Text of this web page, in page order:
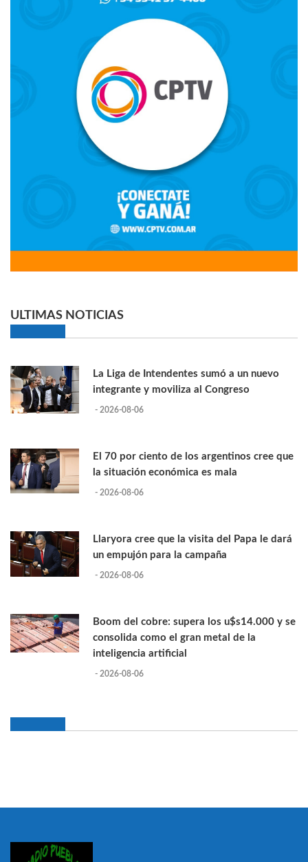
ULTIMAS NOTICIAS
La Liga de Intendentes sumó a un nuevo
integrante y moviliza al Congreso
- 2026-08-06
El 70 por ciento de los argentinos cree que
la situación económica es mala
- 2026-08-06
Llaryora cree que la visita del Papa le dará
un empujón para la campaña
- 2026-08-06
Boom del cobre: supera los u$s14.000 y se
consolida como el gran metal de la
inteligencia artificial
- 2026-08-06